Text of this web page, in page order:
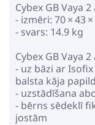
Cybex GB Vaya
- izmēri: 70 × 43
- svars: 14.9 kg
Cybex GB Vaya
- uz bāzi ar
balsta kāja
- uzstādīšana
- bērns sēdeklī
jostām